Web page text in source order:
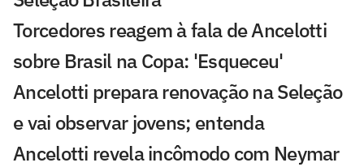
Torcedores reagem à fala de Ancelotti
sobre Brasil na Copa: 'Esqueceu'
Ancelotti prepara renovação na Seleção
e vai observar jovens; entenda
Ancelotti revela incômodo com Neymar